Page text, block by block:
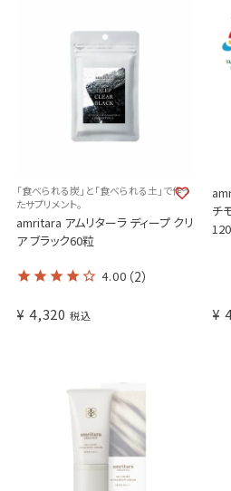
「食べられる炭」と「食べられる土」で作っ
たサプリメント。
amritara アムリターラ ディープ クリ
ア ブラック60粒
4.00 （2）
¥ 4,320 税込
チ
¥